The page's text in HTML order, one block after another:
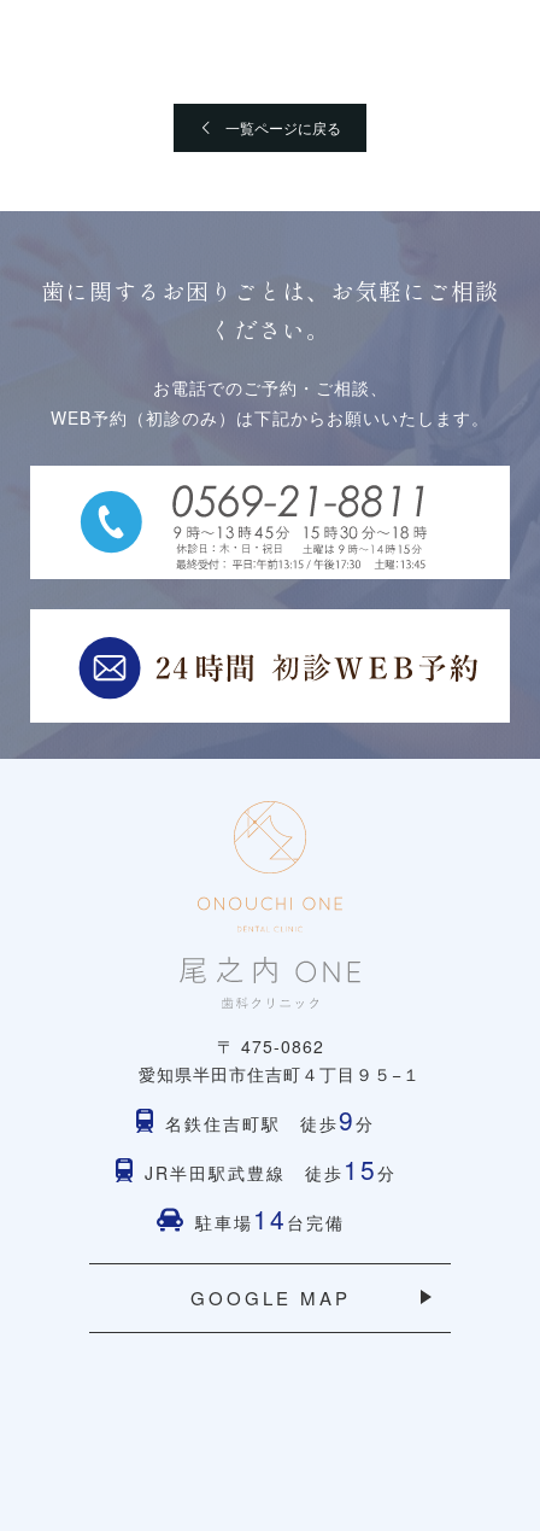
一覧ページに戻る
歯に関するお困りごとは、お気軽にご相談
ください。
お電話でのご予約・ご相談、
WEB予約（初診のみ）は下記からお願いいたします。
〒 475-0862
愛知県半田市住吉町４丁目９５−１
名鉄住吉町駅 徒歩9分
JR半田駅武豊線 徒歩 15分
駐車場 14 台完備
GOOGLE MAP